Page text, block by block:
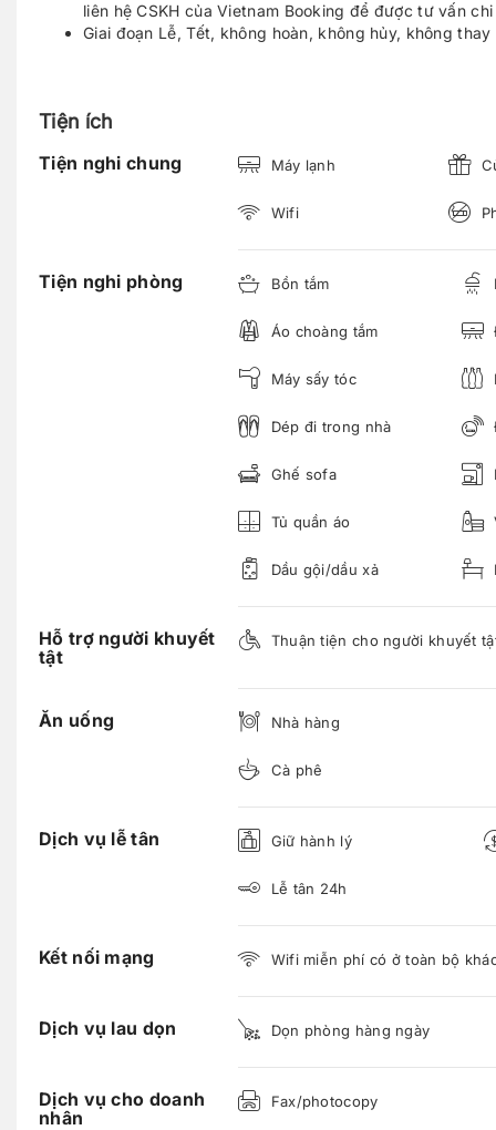
liên hệ CSKH của Vietnam Booking để được tư vấn
Giai đoạn Lễ, Tết, không hoàn, không hủy, không thay
Tiện ích
Tiện nghi chung Máy lạnh
Wifi
Tiện nghi phòng Bồn tắm
Áo choàng tắm
Máy sấy tóc
Dép đi trong nhà
Ghế sofa
Tủ quần áo
Dầu gội/dầu xả
Hỗ trợ người khuyết
tật
Thuận tiện cho người khuyết
Ăn uống Nhà hàng
Cà phê
Dịch vụ lễ tân Giữ hành lý
Lễ tân 24h
Kết nối mạng Wifi miễn phí có ở toàn bộ
Dịch vụ lau dọn Dọn phòng hàng ngày
Dịch vụ cho doanh
nhân
Fax/photocopy